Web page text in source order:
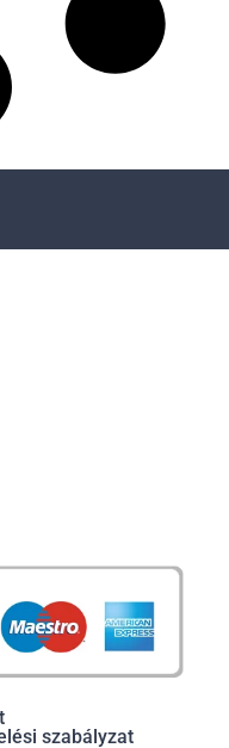
szabályzat